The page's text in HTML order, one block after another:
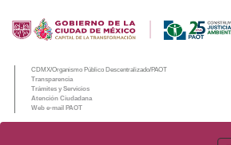
CDMX/Organismo Público Descentralizado/PAOT
Transparencia
Trámites y Servicios
Atención Ciudadana
Web e-mail PAOT